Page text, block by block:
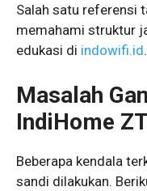
Salah satu referensi
memahami struktur
edukasi di indowifi.id.
Masalah
IndiHome
Beberapa kendala
sandi dilakukan.